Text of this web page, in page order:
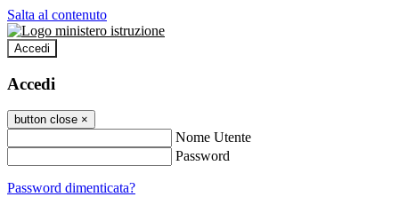
Salta al contenuto
Accedi
Accedi
button close ×
Nome Utente
Password
Password dimenticata?